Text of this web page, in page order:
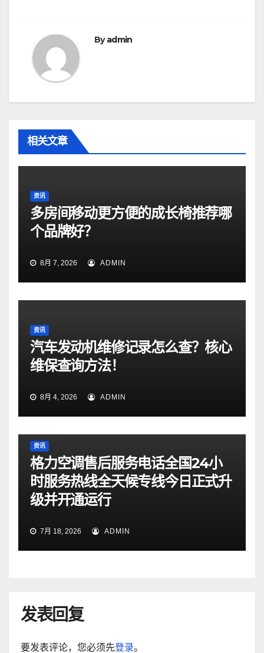
航
Byadmin
相关文章
资讯
多房间移动更方便的成长椅推荐哪
个品牌好？
8月 7, 2026 ADMIN
资讯
汽车发动机维修记录怎么查？核心
维保查询方法！
8月 4, 2026 ADMIN
资讯
格力空调售后服务电话全国24小
时服务热线全天候专线今日正式升
级并开通运行
7月 18, 2026 ADMIN
发表回复
要发表评论，您必须先登录。